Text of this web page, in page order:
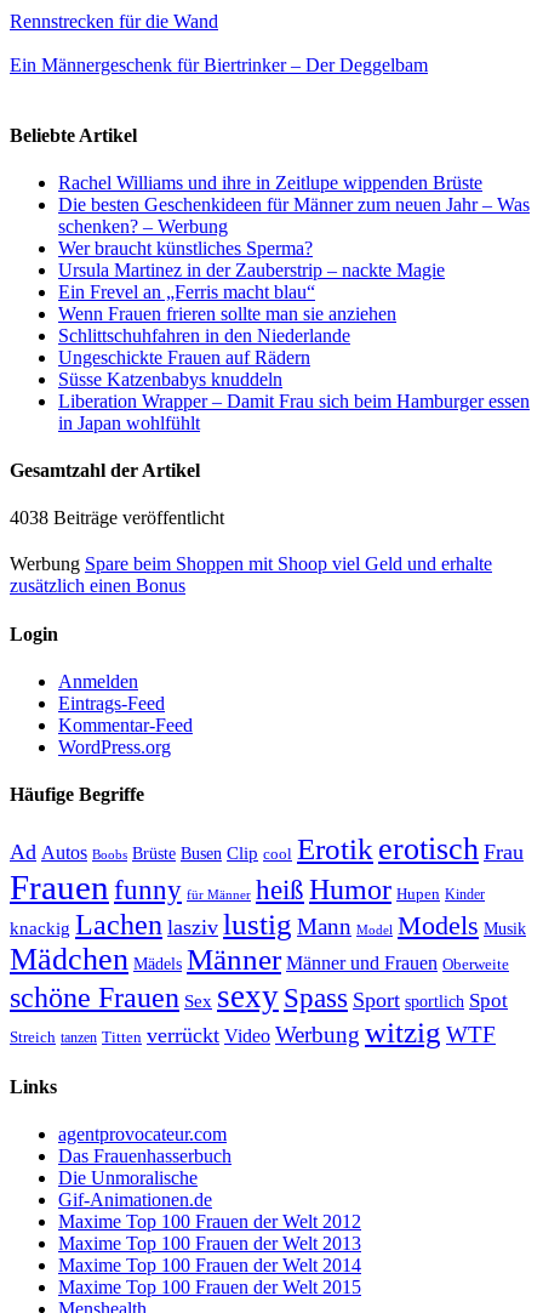
Rennstrecken für die Wand
Ein Männergeschenk für Biertrinker – Der Deggelbam
Beliebte Artikel
Rachel Williams und ihre in Zeitlupe wippenden Brüste
Die besten Geschenkideen für Männer zum neuen Jahr – Was
schenken? – Werbung
Wer braucht künstliches Sperma?
Ursula Martinez in der Zauberstrip – nackte Magie
Ein Frevel an „Ferris macht blau“
Wenn Frauen frieren sollte man sie anziehen
Schlittschuhfahren in den Niederlande
Ungeschickte Frauen auf Rädern
Süsse Katzenbabys knuddeln
Liberation Wrapper – Damit Frau sich beim Hamburger essen
in Japan wohlfühlt
Gesamtzahl der Artikel
4038 Beiträge veröffentlicht
Werbung Spare beim Shoppen mit Shoop viel Geld und erhalte
zusätzlich einen Bonus
Login
Anmelden
Eintrags-Feed
Kommentar-Feed
WordPress.org
Häufige Begriffe
Ad Autos Boobs Brüste Busen Clip cool Erotik erotisch Frau
Frauen funny für Männer heiß Humor Hupen Kinder
knackig Lachen lasziv lustig Mann Model Models Musik
Mädchen Mädels Männer Männer und Frauen Oberweite
schöne Frauen Sex sexy Spass Sport sportlich Spot
Streich tanzen Titten verrückt Video Werbung witzig WTF
Links
agentprovocateur.com
Das Frauenhasserbuch
Die Unmoralische
Gif-Animationen.de
Maxime Top 100 Frauen der Welt 2012
Maxime Top 100 Frauen der Welt 2013
Maxime Top 100 Frauen der Welt 2014
Maxime Top 100 Frauen der Welt 2015
Menshealth